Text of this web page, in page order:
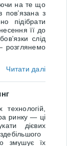
на те що
пов’язана з
підібрати
її до
слід
розглянемо
Читати далі
ринку — ці
дієвих
дебільшого
змушує їх